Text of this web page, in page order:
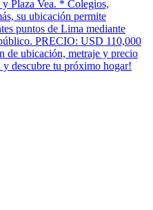
Plaza Vea. * Colegios,
su ubicación permite
puntos de Lima mediante
PRECIO: USD 110,000
de ubicación, metraje y precio
descubre tu próximo hogar!